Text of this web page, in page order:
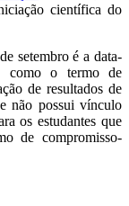
científica do
setembro é a data-
como o termo de
de resultados de
não possui vínculo
os estudantes que
de compromisso-